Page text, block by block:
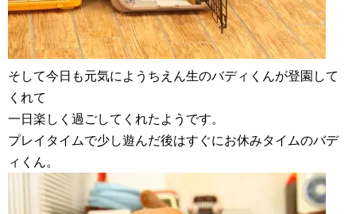
そして今日も元気にようちえん生のバディくんが登園して
くれて
一日楽しく過ごしてくれたようです。
プレイタイムで少し遊んだ後はすぐにお休みタイムのバデ
ィくん。